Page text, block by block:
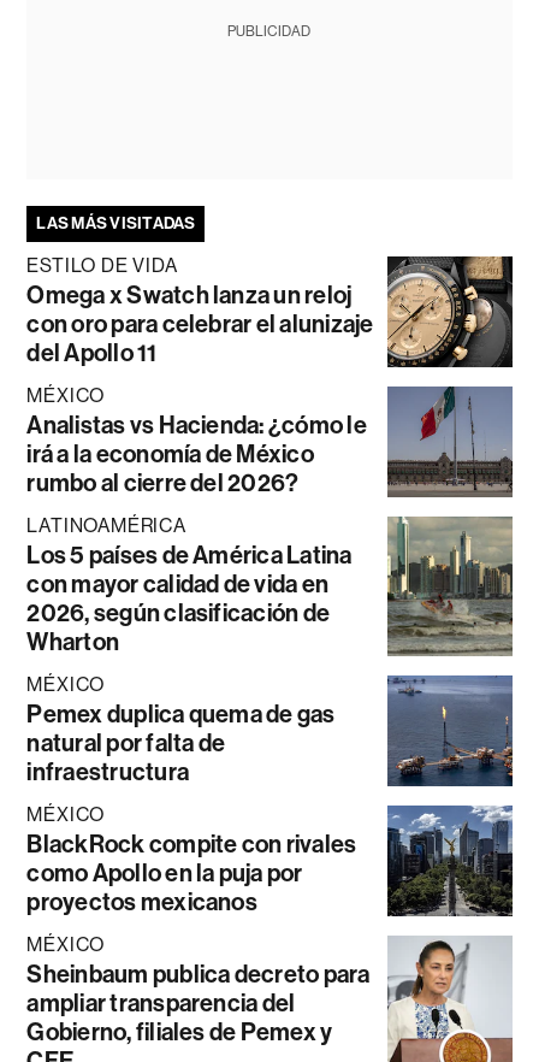
PUBLICIDAD
LAS MÁS VISITADAS
ESTILO DE VIDA
Omega x Swatch lanza un reloj
con oro para celebrar el alunizaje
del Apollo 11
MÉXICO
Analistas vs Hacienda: ¿cómo le
irá a la economía de México
rumbo al cierre del 2026?
LATINOAMÉRICA
Los 5 países de América Latina
con mayor calidad de vida en
2026, según clasificación de
Wharton
MÉXICO
Pemex duplica quema de gas
natural por falta de
infraestructura
MÉXICO
BlackRock compite con rivales
como Apollo en la puja por
proyectos mexicanos
MÉXICO
Sheinbaum publica decreto para
ampliar transparencia del
Gobierno, filiales de Pemex y